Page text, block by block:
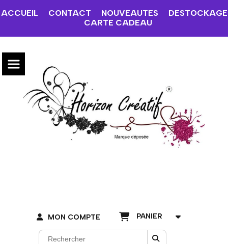
ACCUEIL CONTACT NOUVEAUTES
DESTOCKAGE
CARTE CADEAU
MON COMPTE PANIER